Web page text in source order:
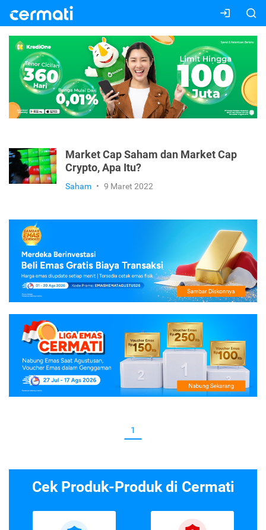
Market Cap Saham dan Market Cap
Crypto, Apa Itu?
Saham • 9 Maret 2022
1
Cek Produk-Produk di Cermati